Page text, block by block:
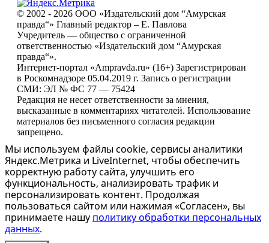
© 2002 - 2026 ООО «Издательский дом “Амурская
правда“» Главный редактор – Е. Павлова
Учредитель — общество с ограниченной
ответственностью «Издательский дом “Амурская
правда“».
Интернет-портал «Ampravda.ru» (16+) Зарегистрирован
в Роскомнадзоре 05.04.2019 г. Запись о регистрации
СМИ: ЭЛ № ФС 77 — 75424
Редакция не несет ответственности за мнения,
высказанные в комментариях читателей. Использование
материалов без письменного согласия редакции
запрещено.
Мы используем файлы cookie, сервисы аналитики
Яндекс.Метрика и LiveInternet, чтобы обеспечить
корректную работу сайта, улучшить его
функциональность, анализировать трафик и
персонализировать контент. Продолжая
пользоваться сайтом или нажимая «Согласен», вы
принимаете нашу политику обработки персональных
данных.